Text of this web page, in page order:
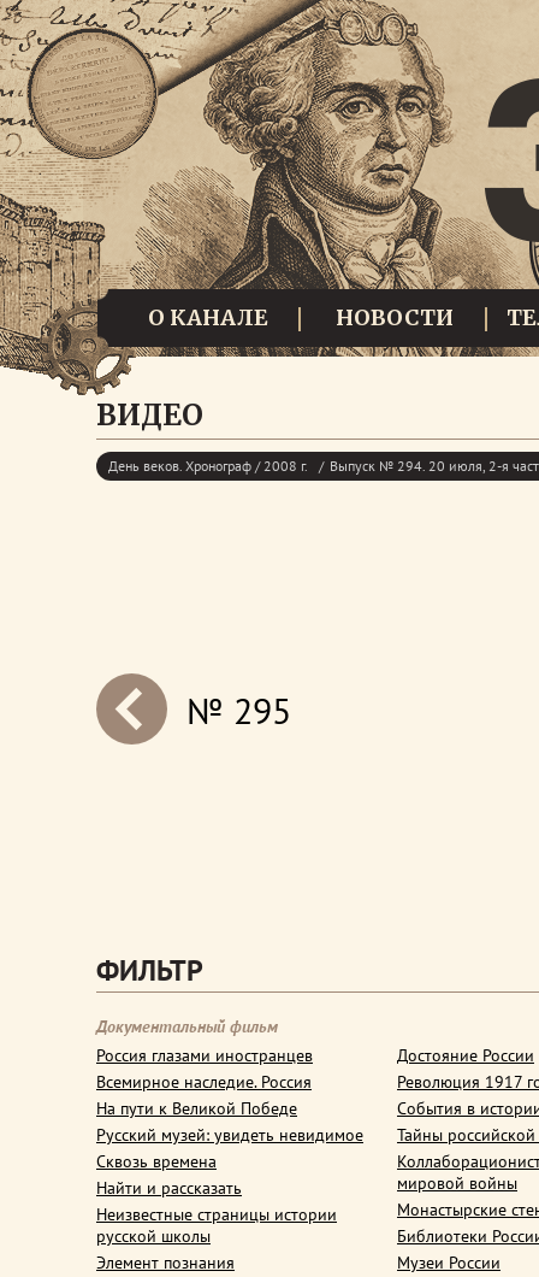
О КАНАЛЕ НОВОСТИ
ВИДЕО
День веков. Хронограф / 2008 г. Выпуск № 294. 20 июля, 2-я
next№ 295
ФИЛЬТР
Документальный фильм
Россия глазами иностранцев
Всемирное наследие. Россия
На пути к Великой Победе
Русский музей: увидеть невидимое
Сквозь времена
Найти и рассказать
Неизвестные страницы истории
русской школы
Элемент познания
Достояние России
Революция 1917
События в
Тайны
мировой войны
Монастырские
Библиотеки
Музеи России